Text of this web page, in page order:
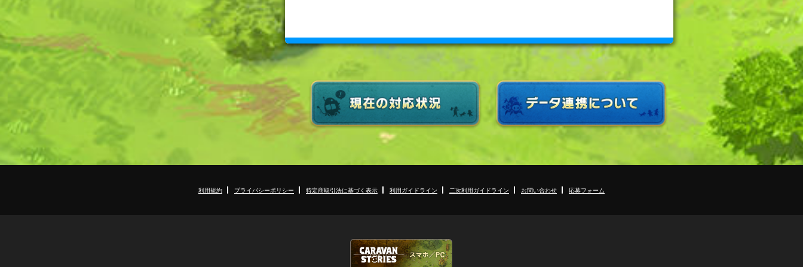
利用規約 プライバシーポリシー 特定商取引法に基づく表示 利用ガイドライン 二次利用ガイドライン お問い合わせ 応募フォーム